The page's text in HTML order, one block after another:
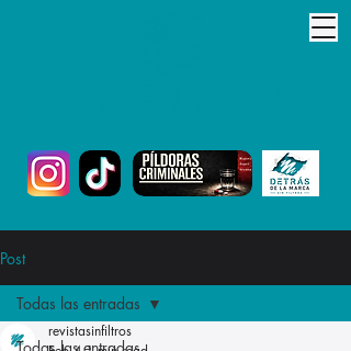
Post
Todas las entradas
revistasinfiltros